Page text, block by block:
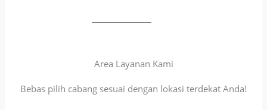
Area Layanan Kami
Bebas pilih cabang sesuai dengan lokasi terdekat Anda!